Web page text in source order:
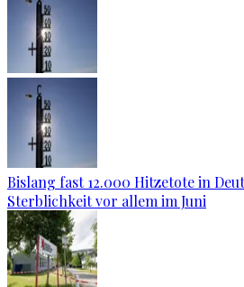
Bislang fast 12.000 Hitzetote in
Sterblichkeit vor allem im Juni